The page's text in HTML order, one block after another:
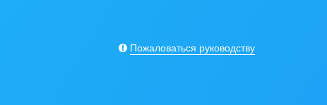
Пожаловаться руководству